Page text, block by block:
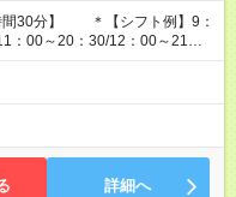
間30分】 ＊【シフト例】9：
：00～20：30/12：00～21：
詳細へ